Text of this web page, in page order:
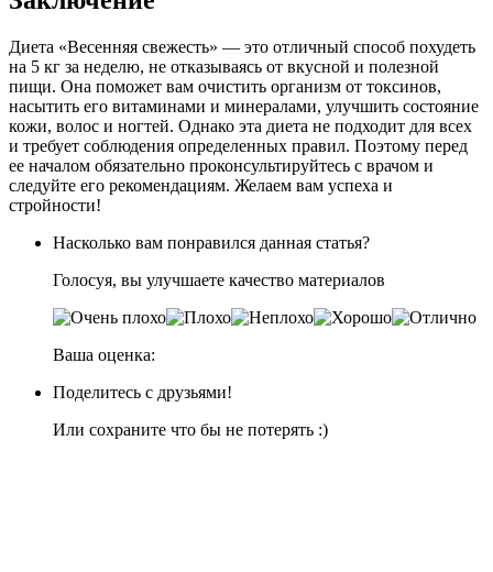
Диета «Весенняя свежесть» — это отличный способ похудеть
на 5 кг за неделю, не отказываясь от вкусной и полезной
пищи. Она поможет вам очистить организм от токсинов,
насытить его витаминами и минералами, улучшить состояние
кожи, волос и ногтей. Однако эта диета не подходит для всех
и требует соблюдения определенных правил. Поэтому перед
ее началом обязательно проконсультируйтесь с врачом и
следуйте его рекомендациям. Желаем вам успеха и
стройности!
Насколько вам понравился данная статья?
Голосуя, вы улучшаете качество материалов
Ваша оценка:
Поделитесь с друзьями!
Или сохраните что бы не потерять :)